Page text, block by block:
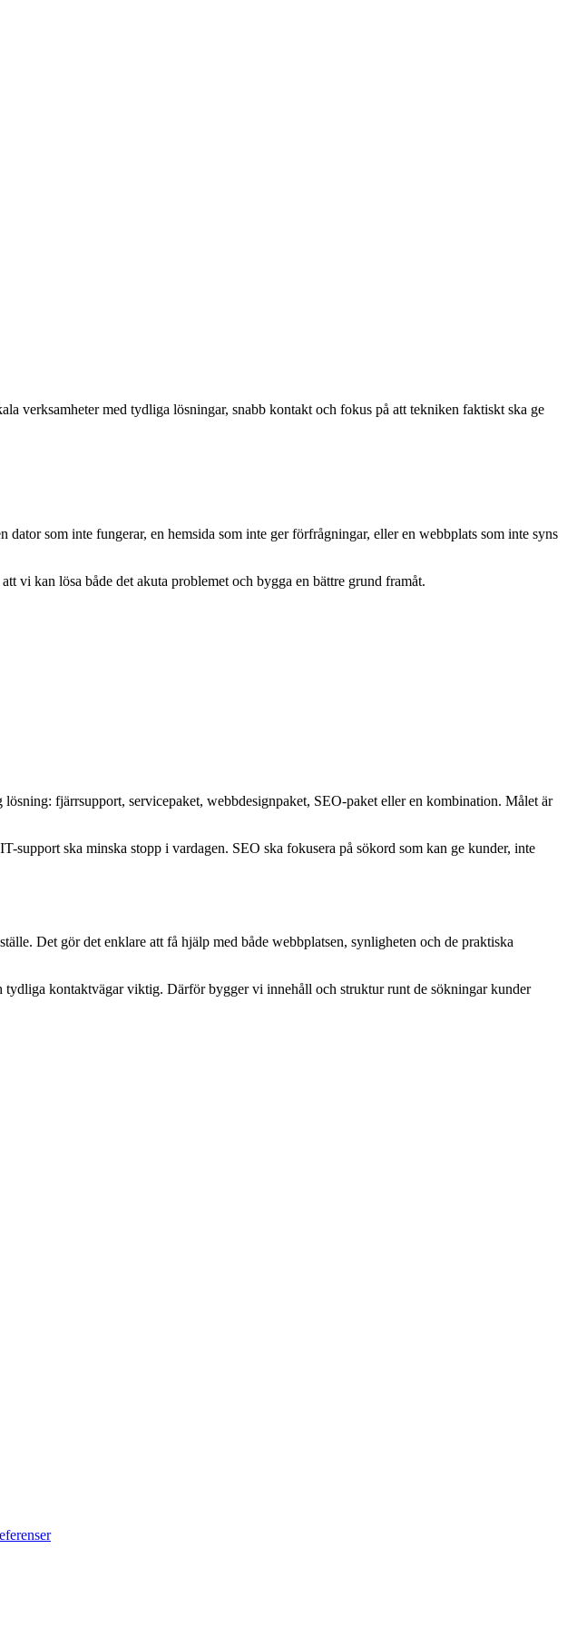
verksamheter med tydliga lösningar, snabb kontakt och fokus på att tekniken faktiskt ska ge
som inte fungerar, en hemsida som inte ger förfrågningar, eller en webbplats som inte syns
vi kan lösa både det akuta problemet och bygga en bättre grund framåt.
fjärrsupport, servicepaket, webbdesignpaket, SEO-paket eller en kombination. Målet är
ska minska stopp i vardagen. SEO ska fokusera på sökord som kan ge kunder, inte
Det gör det enklare att få hjälp med både webbplatsen, synligheten och de praktiska
kontaktvägar viktig. Därför bygger vi innehåll och struktur runt de sökningar kunder